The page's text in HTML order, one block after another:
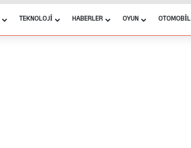
TEKNOLOJI HABERLER OYUN OTOMOBIL